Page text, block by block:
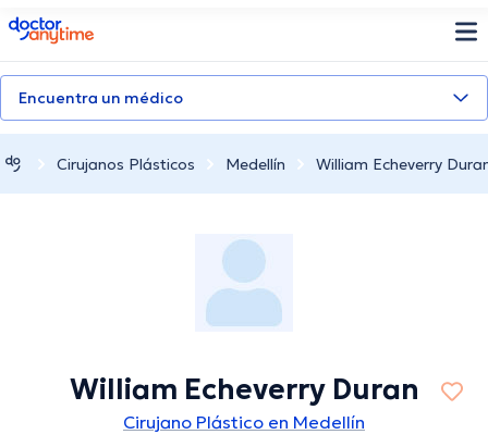
doctoranytime
Encuentra un médico
Cirujanos Plásticos Medellín William Echeverry
William Echeverry Duran
Cirujano Plástico en Medellín